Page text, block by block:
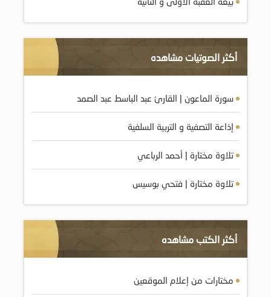
أكثر الصوتيات مشاهده
سورة الماعون | القارئ عبد الباسط عبد الصمد
إذاعة التصفية و التربية السلفية
تلاوة مختارة | أحمد الرباعي
تلاوة مختارة | فتحي بوسيس
أكثر الكتب مشاهده
مختارات من إعلام الموقعين